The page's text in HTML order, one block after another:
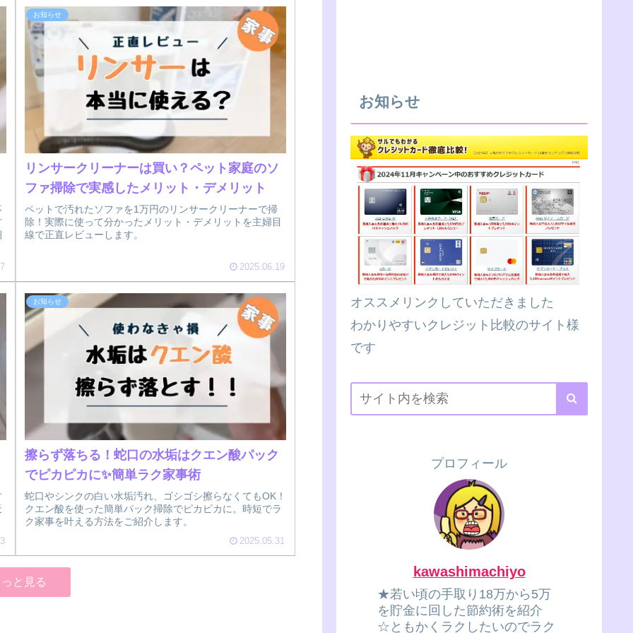
お知らせ
リンサークリーナーは買い？ペット家庭のソ
ファ掃除で実感したメリット・デメリット
ペットで汚れたソファを1万円のリンサークリーナーで掃
除！実際に使って分かったメリット・デメリットを主婦目
線で正直レビューします。
2025.06.19
お知らせ
擦らず落ちる！蛇口の水垢はクエン酸パック
でピカピカに✨簡単ラク家事術
蛇口やシンクの白い水垢汚れ、ゴシゴシ擦らなくてもOK！
クエン酸を使った簡単パック掃除でピカピカに。時短でラ
ク家事を叶える方法をご紹介します。
2025.05.31
と見る
お知らせ
オススメリンクしていただきました
わかりやすいクレジット比較のサイト様
です
プロフィール
kawashimachiyo
★若い頃の手取り18万から5万
を貯金に回した節約術を紹介
☆ともかくラクしたいのでラク